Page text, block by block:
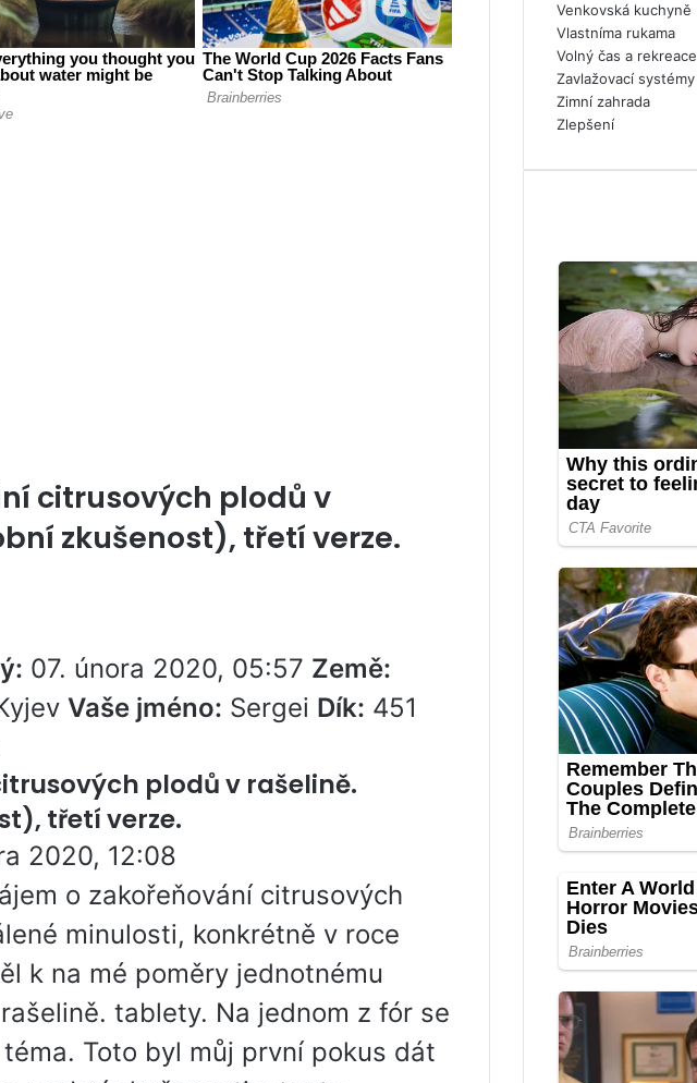
citrusových plodů v
zkušenost), třetí verze.
07. února 2020, 05:57 Země:
Vaše jméno: Sergei Dík: 451
plodů v rašelině.
třetí verze.
2020, 12:08
o zakořeňování citrusových
minulosti, konkrétně v roce
k na mé poměry jednotnému
tablety. Na jednom z fór se
Toto byl můj první pokus dát
Venkovská kuchyně
Vlastníma rukama
Volný čas a rekreace
Zavlažovací systémy
Zimní zahrada
Zlepšení